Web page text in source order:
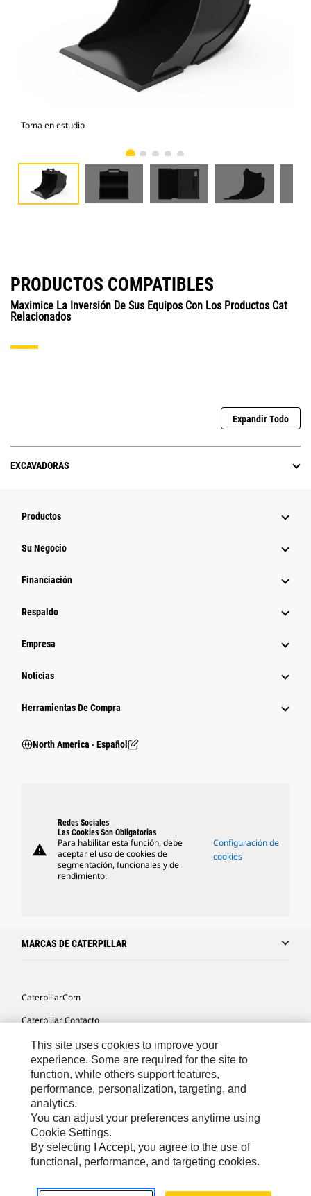
Toma en estudio
PRODUCTOS COMPATIBLES
Maximice La Inversión De Sus Equipos Con Los Productos Cat
Relacionados
Expandir Todo
EXCAVADORAS
Productos
Su Negocio
Financiación
Respaldo
Empresa
Noticias
Herramientas De Compra
North America ‧ Español
warning
Redes Sociales
Las Cookies Son Obligatorias
Para habilitar esta función, debe
aceptar el uso de cookies de
segmentación, funcionales y de
rendimiento.
Configuración de
cookies
MARCAS DE CATERPILLAR
Caterpillar.com
Caterpillar Contacto
Mis Preferencias De Marketing
Site Map
Cookie Settings
Legal
Privacy
This site uses cookies to improve your
experience. Some are required for the site to
function, while others support features,
performance, personalization, targeting, and
analytics.
You can adjust your preferences anytime using
Cookie Settings.
By selecting I Accept, you agree to the use of
functional, performance, and targeting cookies.